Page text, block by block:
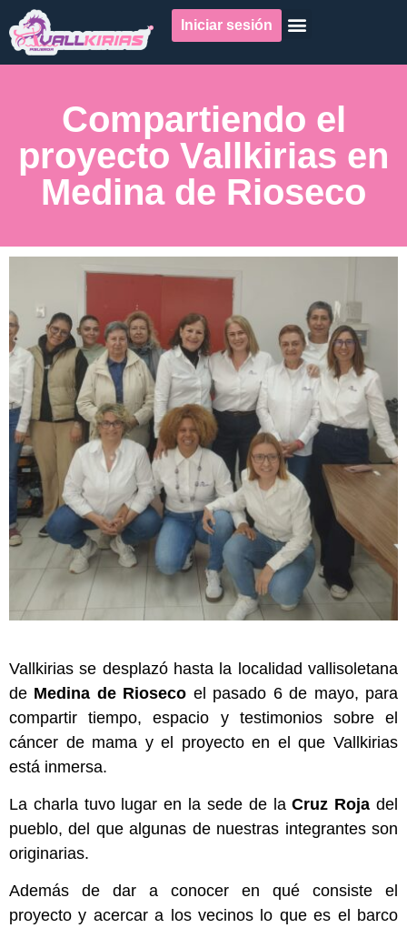
Iniciar sesión
Compartiendo el
proyecto Vallkirias en
Medina de Rioseco
Vallkirias se desplazó hasta la localidad vallisoletana
de Medina de Rioseco el pasado 6 de mayo, para
compartir tiempo, espacio y testimonios sobre el
cáncer de mama y el proyecto en el que Vallkirias
está inmersa.
La charla tuvo lugar en la sede de laCruz Roja del
pueblo, del que algunas de nuestras integrantes son
originarias.
Además de dar a conocer en qué consiste el
proyecto y acercar a los vecinos lo que es el barco